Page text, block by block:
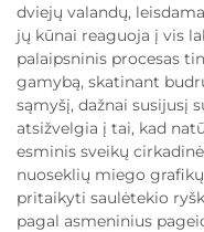
dviejų valandų,
jų kūnai reaguoja į vis
palaipsninis procesas
gamybą, skatinant
sąmyšį, dažnai susijusį
atsižvelgia į tai, kad
esminis sveikų
nuoseklių miego
pritaikyti saulėtekio
pagal asmeninius